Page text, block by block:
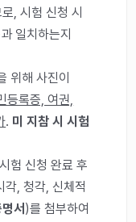
, 시험 신청 시
일치하는지
위해 사진이
등록증, 여권,
. 미 지참 시 시험
험 신청 완료 후
, 청각, 신체적
서 )를 첨부하여